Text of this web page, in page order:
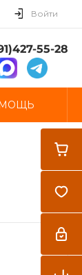
Войти
55-28